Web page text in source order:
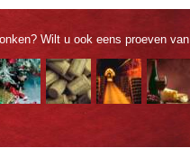
Wilt u ook eens proeven